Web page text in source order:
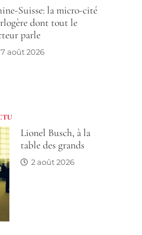
Suisse: la micro-cité
dont tout le
parle
7 août 2026
Lionel Busch, à la
table des grands
2 août 2026